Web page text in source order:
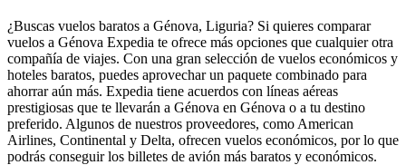
¿Buscas vuelos baratos a Génova, Liguria? Si quieres comparar
vuelos a Génova Expedia te ofrece más opciones que cualquier otra
compañía de viajes. Con una gran selección de vuelos económicos y
hoteles baratos, puedes aprovechar un paquete combinado para
ahorrar aún más. Expedia tiene acuerdos con líneas aéreas
prestigiosas que te llevarán a Génova en Génova o a tu destino
preferido. Algunos de nuestros proveedores, como American
Airlines, Continental y Delta, ofrecen vuelos económicos, por lo que
podrás conseguir los billetes de avión más baratos y económicos.